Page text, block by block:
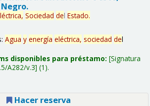
Sociedad del Estado.
Agua y energía eléctrica, sociedad del
disponibles para préstamo: Signatura
A282/v.3 (1).
Hacer reserva